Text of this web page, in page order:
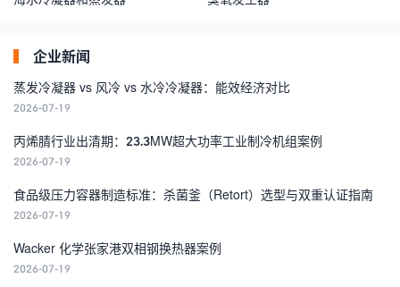
企业新闻
蒸发冷凝器 vs 风冷 vs 水冷冷凝器：能效经济对比
2026-07-19
丙烯腈行业出清期：23.3MW超大功率工业制冷机组案例
2026-07-19
食品级压力容器制造标准：杀菌釜（Retort）选型与双重认证指南
2026-07-19
Wacker 化学张家港双相钢换热器案例
2026-07-19